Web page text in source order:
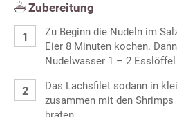
Zubereitung
Zu Beginn die Nudeln im
Eier 8 Minuten kochen.
Nudelwasser 1 – 2
Das Lachsfilet sodann in
zusammen mit den